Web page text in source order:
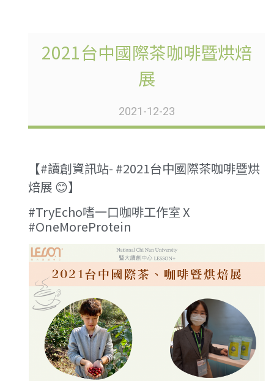
2021台中國際茶咖啡暨烘焙
展
2021-12-23
【#讀創資訊站- #2021台中國際茶咖啡暨烘
焙展 😊】
#TryEcho嗜一口咖啡工作室 X
#OneMoreProtein